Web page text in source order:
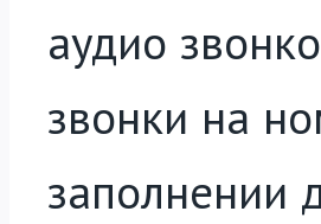
аудио
звонки на
заполнении